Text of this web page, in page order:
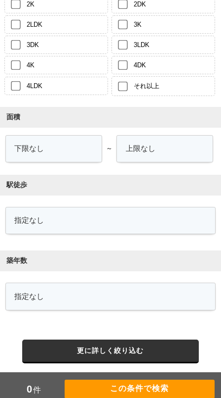
2K 2DK
2LDK 3K
3DK 3LDK
4K 4DK
4LDK それ以上
面積
～
駅徒歩
築年数
更に詳しく絞り込む
0件